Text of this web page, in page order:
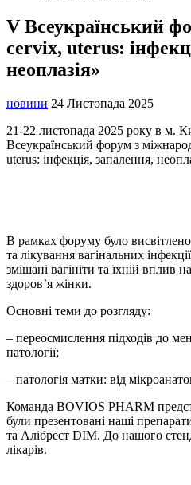
V Всеукраїнський
cervix, uterus:
неоплазія»
новини 24 Листопада 2025
21-22 листопада 2025 року в м.
Всеукраїнський форум з
uterus: інфекція, запалення,
В рамках форуму було висвітлено
та лікування вагінальних
змішані вагініти та їхній вплив
здоров’я жінки.
Основні теми до розгляду:
– переосмислення підходів до
патології;
– патологія матки: від
Команда BOVIOS PHARM
були презентовані наші
та Алібрест DIM. До нашого
лікарів.